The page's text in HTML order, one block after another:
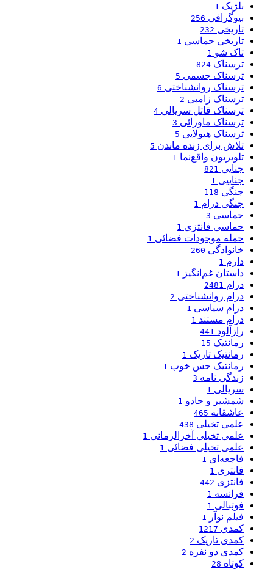
بلژیک 1
بیوگرافی 256
تاریخی 232
تاریخی حماسی 1
تاک شو 1
ترسناک 824
ترسناک جسمی 5
ترسناک روانشناختی 6
ترسناک زامبی 2
ترسناک قاتل سریالی 4
ترسناک ماورائی 3
ترسناک هیولایی 5
تلاش برای زنده ماندن 5
تلویزیون واقع‌نما 1
جنایی 821
جناییی 1
جنگی 118
جنگی درام 1
حماسی 3
حماسی فانتزی 1
حمله موجودات فضائی 1
خانوادگی 260
دارم 1
داستان غم‌انگیز 1
درام 2481
درام روانشناختی 2
درام سیاسی 1
درام مستند 1
رازآلود 441
رمانتیک 15
رمانتیک تاریک 1
رمانتیک حس خوب 1
زندگی نامه 3
سریالی 1
شمشیر و جادو 1
عاشقانه 465
علمی تخیلی 438
علمی تخیلی آخرالزمانی 1
علمی تخیلی فضائی 1
فاجعه‌ای 1
فانتری 1
فانتزی 442
فرانسه 1
فوتبالی 1
فیلم نوآر 1
کمدی 1217
کمدی تاریک 2
کمدی دو نفره 2
کوتاه 28